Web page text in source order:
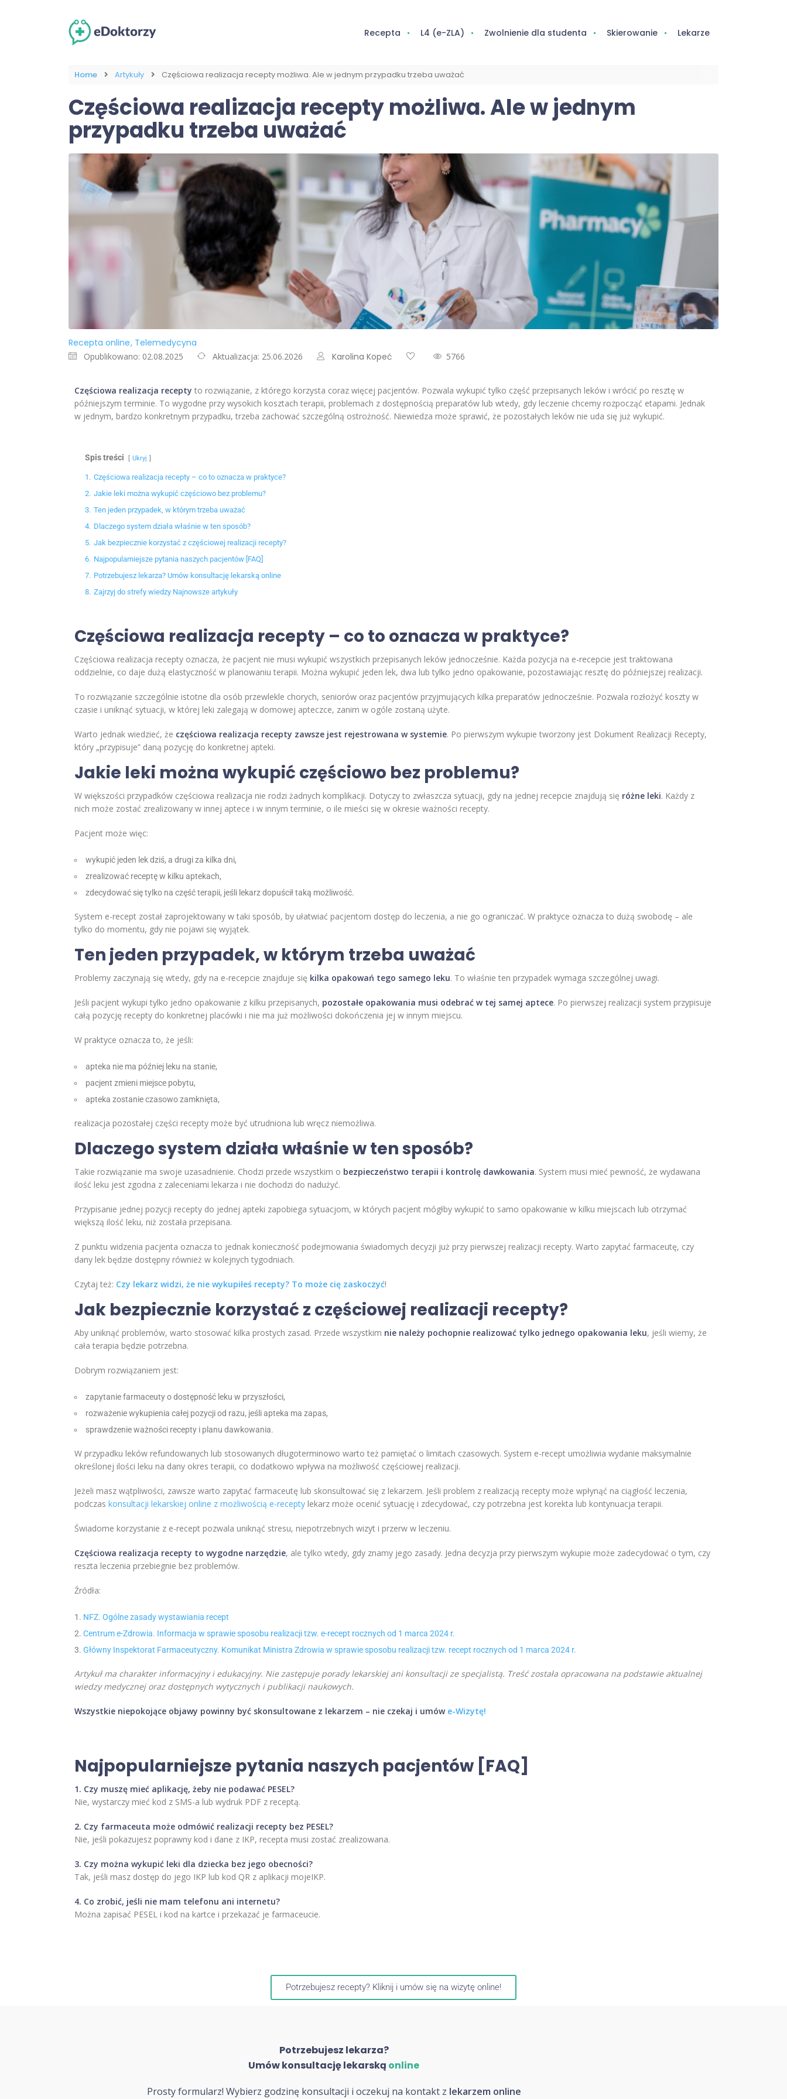
Recepta L4 (e-ZLA) Zwolnienie dla studenta Skierowanie Lekarze
Home Artykuły Częściowa realizacja recepty możliwa. Ale w jednym przypadku trzeba uważać
Częściowa realizacja recepty możliwa. Ale w jednym
przypadku trzeba uważać
Recepta online Telemedycyna
Opublikowano: 02.08.2025 Aktualizacja: 25.06.2026 Karolina Kopeć 5766
Częściowa realizacja recepty to rozwiązanie, z którego korzysta coraz więcej pacjentów. Pozwala wykupić tylko część przepisanych leków i wrócić po resztę w
późniejszym terminie. To wygodne przy wysokich kosztach terapii, problemach z dostępnością preparatów lub wtedy, gdy leczenie chcemy rozpocząć etapami. Jednak
w jednym, bardzo konkretnym przypadku, trzeba zachować szczególną ostrożność. Niewiedza może sprawić, że pozostałych leków nie uda się już wykupić.
Spis treści Ukryj
1. Częściowa realizacja recepty – co to oznacza w praktyce?
2. Jakie leki można wykupić częściowo bez problemu?
3. Ten jeden przypadek, w którym trzeba uważać
4. Dlaczego system działa właśnie w ten sposób?
5. Jak bezpiecznie korzystać z częściowej realizacji recepty?
6. Najpopularniejsze pytania naszych pacjentów [FAQ]
7. Potrzebujesz lekarza? Umów konsultację lekarską online
8. Zajrzyj do strefy wiedzy Najnowsze artykuły
Częściowa realizacja recepty – co to oznacza w praktyce?
Częściowa realizacja recepty oznacza, że pacjent nie musi wykupić wszystkich przepisanych leków jednocześnie. Każda pozycja na e-recepcie jest traktowana
oddzielnie, co daje dużą elastyczność w planowaniu terapii. Można wykupić jeden lek, dwa lub tylko jedno opakowanie, pozostawiając resztę do późniejszej realizacji.
To rozwiązanie szczególnie istotne dla osób przewlekle chorych, seniorów oraz pacjentów przyjmujących kilka preparatów jednocześnie. Pozwala rozłożyć koszty w
czasie i uniknąć sytuacji, w której leki zalegają w domowej apteczce, zanim w ogóle zostaną użyte.
Warto jednak wiedzieć, że częściowa realizacja recepty zawsze jest rejestrowana w systemie. Po pierwszym wykupie tworzony jest Dokument Realizacji Recepty,
który „przypisuje” daną pozycję do konkretnej apteki.
Jakie leki można wykupić częściowo bez problemu?
W większości przypadków częściowa realizacja nie rodzi żadnych komplikacji. Dotyczy to zwłaszcza sytuacji, gdy na jednej recepcie znajdują się różne leki. Każdy z
nich może zostać zrealizowany w innej aptece i w innym terminie, o ile mieści się w okresie ważności recepty.
Pacjent może więc:
wykupić jeden lek dziś, a drugi za kilka dni,
zrealizować receptę w kilku aptekach,
zdecydować się tylko na część terapii, jeśli lekarz dopuścił taką możliwość.
System e-recept został zaprojektowany w taki sposób, by ułatwiać pacjentom dostęp do leczenia, a nie go ograniczać. W praktyce oznacza to dużą swobodę – ale
tylko do momentu, gdy nie pojawi się wyjątek.
Ten jeden przypadek, w którym trzeba uważać
Problemy zaczynają się wtedy, gdy na e-recepcie znajduje się kilka opakowań tego samego leku. To właśnie ten przypadek wymaga szczególnej uwagi.
Jeśli pacjent wykupi tylko jedno opakowanie z kilku przepisanych, pozostałe opakowania musi odebrać w tej samej aptece. Po pierwszej realizacji system przypisuje
całą pozycję recepty do konkretnej placówki i nie ma już możliwości dokończenia jej w innym miejscu.
W praktyce oznacza to, że jeśli:
apteka nie ma później leku na stanie,
pacjent zmieni miejsce pobytu,
apteka zostanie czasowo zamknięta,
realizacja pozostałej części recepty może być utrudniona lub wręcz niemożliwa.
Dlaczego system działa właśnie w ten sposób?
Takie rozwiązanie ma swoje uzasadnienie. Chodzi przede wszystkim o bezpieczeństwo terapii i kontrolę dawkowania. System musi mieć pewność, że wydawana
ilość leku jest zgodna z zaleceniami lekarza i nie dochodzi do nadużyć.
Przypisanie jednej pozycji recepty do jednej apteki zapobiega sytuacjom, w których pacjent mógłby wykupić to samo opakowanie w kilku miejscach lub otrzymać
większą ilość leku, niż została przepisana.
Z punktu widzenia pacjenta oznacza to jednak konieczność podejmowania świadomych decyzji już przy pierwszej realizacji recepty. Warto zapytać farmaceutę, czy
dany lek będzie dostępny również w kolejnych tygodniach.
Czytaj też: Czy lekarz widzi, że nie wykupiłeś recepty? To może cię zaskoczyć!
Jak bezpiecznie korzystać z częściowej realizacji recepty?
Aby uniknąć problemów, warto stosować kilka prostych zasad. Przede wszystkim nie należy pochopnie realizować tylko jednego opakowania leku, jeśli wiemy, że
cała terapia będzie potrzebna.
Dobrym rozwiązaniem jest:
zapytanie farmaceuty o dostępność leku w przyszłości,
rozważenie wykupienia całej pozycji od razu, jeśli apteka ma zapas,
sprawdzenie ważności recepty i planu dawkowania.
W przypadku leków refundowanych lub stosowanych długoterminowo warto też pamiętać o limitach czasowych. System e-recept umożliwia wydanie maksymalnie
określonej ilości leku na dany okres terapii, co dodatkowo wpływa na możliwość częściowej realizacji.
Jeżeli masz wątpliwości, zawsze warto zapytać farmaceutę lub skonsultować się z lekarzem. Jeśli problem z realizacją recepty może wpłynąć na ciągłość leczenia,
podczas konsultacji lekarskiej online z możliwością e-recepty lekarz może ocenić sytuację i zdecydować, czy potrzebna jest korekta lub kontynuacja terapii.
Świadome korzystanie z e-recept pozwala uniknąć stresu, niepotrzebnych wizyt i przerw w leczeniu.
Częściowa realizacja recepty to wygodne narzędzie, ale tylko wtedy, gdy znamy jego zasady. Jedna decyzja przy pierwszym wykupie może zadecydować o tym, czy
reszta leczenia przebiegnie bez problemów.
Źródła:
NFZ. Ogólne zasady wystawiania recept
Centrum e-Zdrowia. Informacja w sprawie sposobu realizacji tzw. e-recept rocznych od 1 marca 2024 r.
Główny Inspektorat Farmaceutyczny. Komunikat Ministra Zdrowia w sprawie sposobu realizacji tzw. recept rocznych od 1 marca 2024 r.
Artykuł ma charakter informacyjny i edukacyjny. Nie zastępuje porady lekarskiej ani konsultacji ze specjalistą. Treść została opracowana na podstawie aktualnej
wiedzy medycznej oraz dostępnych wytycznych i publikacji naukowych.
Wszystkie niepokojące objawy powinny być skonsultowane z lekarzem – nie czekaj i umów e-Wizytę!
Najpopularniejsze pytania naszych pacjentów [FAQ]
1. Czy muszę mieć aplikację, żeby nie podawać PESEL?
Nie, wystarczy mieć kod z SMS-a lub wydruk PDF z receptą.
2. Czy farmaceuta może odmówić realizacji recepty bez PESEL?
Nie, jeśli pokazujesz poprawny kod i dane z IKP, recepta musi zostać zrealizowana.
3. Czy można wykupić leki dla dziecka bez jego obecności?
Tak, jeśli masz dostęp do jego IKP lub kod QR z aplikacji mojeIKP.
4. Co zrobić, jeśli nie mam telefonu ani internetu?
Można zapisać PESEL i kod na kartce i przekazać je farmaceucie.
Potrzebujesz recepty? Kliknij i umów się na wizytę online!
Potrzebujesz lekarza?
Umów konsultację lekarską online
Prosty formularz! Wybierz godzinę konsultacji i oczekuj na kontakt z lekarzem online